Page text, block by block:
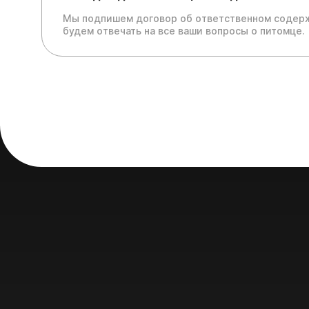
Мы подпишем договор об ответственном
будем отвечать на все ваши вопросы о питомце.